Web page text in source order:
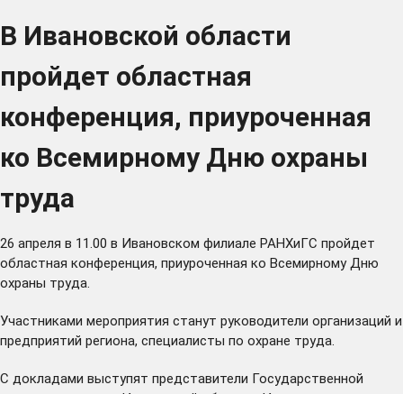
В Ивановской области
пройдет областная
конференция, приуроченная
ко Всемирному Дню охраны
труда
26 апреля в 11.00 в Ивановском филиале РАНХиГС пройдет
областная конференция, приуроченная ко Всемирному Дню
охраны труда.
Участниками мероприятия станут руководители организаций и
предприятий региона, специалисты по охране труда.
С докладами выступят представители Государственной